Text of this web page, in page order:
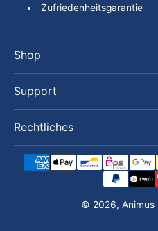
Zufriedenheitsgarantie
Shop
Support
Rechtliches
© 2026, Animus